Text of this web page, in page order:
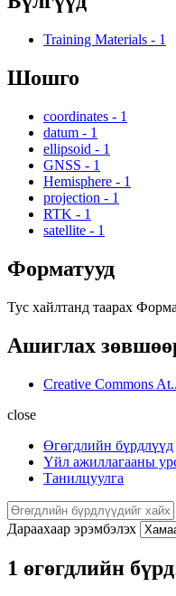
Training Materials - 1
Шошго
coordinates - 1
datum - 1
ellipsoid - 1
GNSS - 1
Hemisphere - 1
projection - 1
RTK - 1
satellite - 1
Форматууд
Тус хайлтанд таарах
Ашиглах
Creative Commons
close
Өгөгдлийн бүрдлүүд
Үйл ажиллагааны
Танилцуулга
Дараахаар эрэмбэлэх
1 өгөгдлийн